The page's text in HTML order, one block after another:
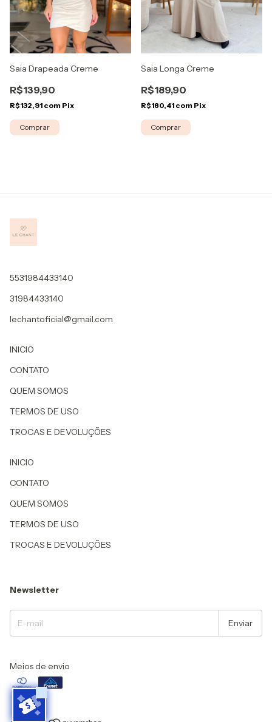
Saia Drapeada Creme
R$139,90
R$132,91 com Pix
Comprar
Saia Longa Creme
R$189,90
R$180,41 com Pix
Comprar
5531984433140
31984433140
lechantoficial@gmail.com
INICIO
CONTATO
QUEM SOMOS
TERMOS DE USO
TROCAS E DEVOLUÇÕES
INICIO
CONTATO
QUEM SOMOS
TERMOS DE USO
TROCAS E DEVOLUÇÕES
Newsletter
Meios de envio